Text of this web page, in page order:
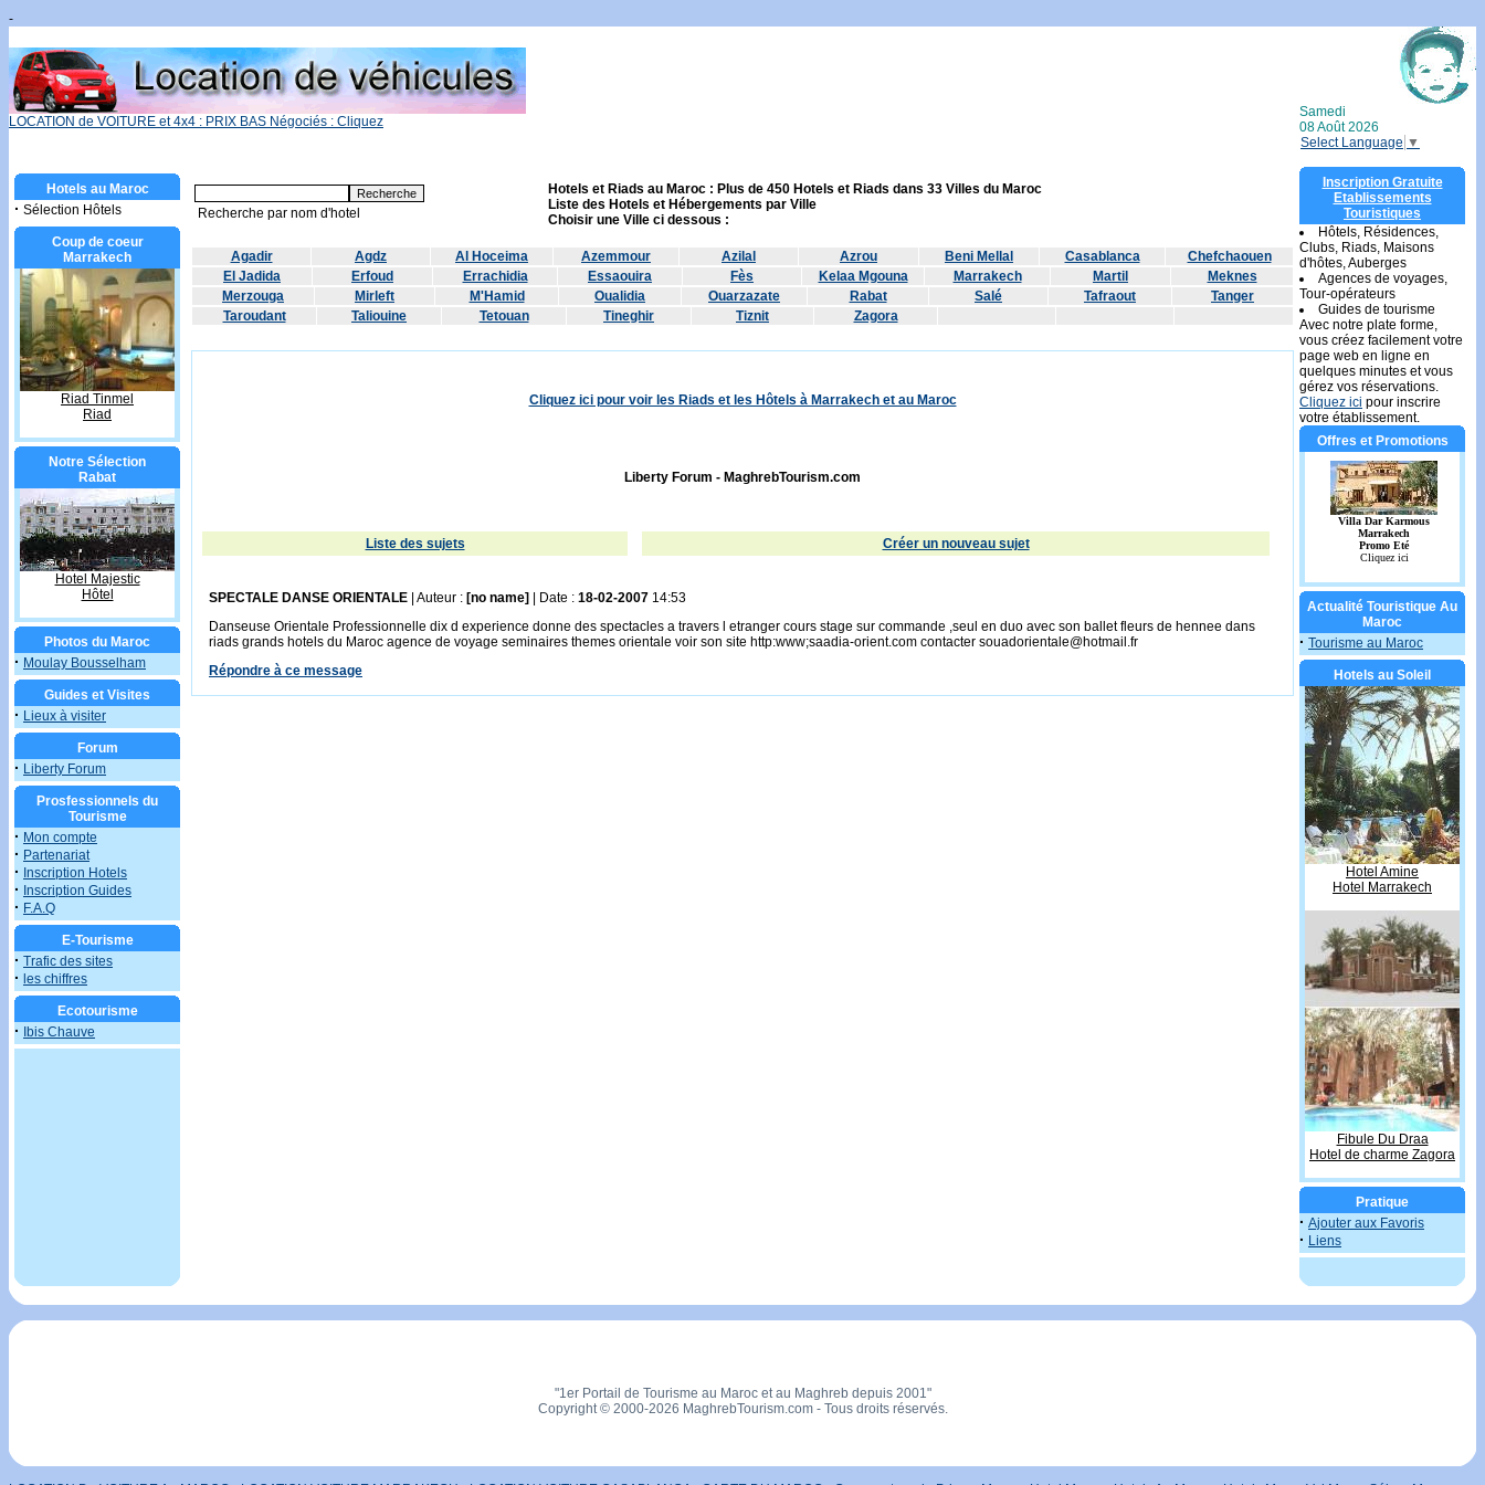
-
LOCATION de VOITURE et 4x4 : PRIX BAS Négociés : Cliquez
Samedi
08 Août 2026
Select Language ▼
Hotels au Maroc
· Sélection Hôtels
Coup de coeur
Marrakech
Riad Tinmel
Riad
Notre Sélection
Rabat
Hotel Majestic
Hôtel
Photos du Maroc
· Moulay Bousselham
Guides et Visites
· Lieux à visiter
Forum
· Liberty Forum
Prosfessionnels du
Tourisme
· Mon compte
· Partenariat
· Inscription Hotels
· Inscription Guides
· F.A.Q
E-Tourisme
· Trafic des sites
· les chiffres
Ecotourisme
· Ibis Chauve
Recherche par nom d'hotel
Hotels et Riads au Maroc : Plus de 450 Hotels et Riads dans 33 Villes du Maroc
Liste des Hotels et Hébergements par Ville
Choisir une Ville ci dessous :
Agadir Agdz Al Hoceima Azemmour Azilal Azrou Beni Mellal Casablanca
Chefchaouen
El Jadida
Erfoud Errachidia Essaouira Fès Kelaa Mgouna Marrakech Martil
Meknes
Merzouga
Mirleft M'Hamid Oualidia Ouarzazate Rabat Salé Tafraout
Tanger
Taroudant
Taliouine Tetouan Tineghir Tiznit Zagora
Cliquez ici pour voir les Riads et les Hôtels à Marrakech et au Maroc
Liberty Forum - MaghrebTourism.com
Liste des sujets Créer un nouveau sujet
SPECTALE DANSE ORIENTALE | Auteur : [no name] | Date : 18-02-2007 14:53
Danseuse Orientale Professionnelle dix d experience donne des spectacles a travers l etranger cours stage sur commande ,seul en duo avec son ballet fleurs de hennee dans
riads grands hotels du Maroc agence de voyage seminaires themes orientale voir son site http:www;saadia-orient.com contacter souadorientale@hotmail.fr
Répondre à ce message
Inscription Gratuite
Etablissements
Touristiques
Hôtels, Résidences,
Clubs, Riads, Maisons
d'hôtes, Auberges
Agences de voyages,
Tour-opérateurs
Guides de tourisme
Avec notre plate forme,
vous créez facilement votre
page web en ligne en
quelques minutes et vous
gérez vos réservations.
Cliquez ici pour inscrire
votre établissement.
Offres et Promotions
Actualité Touristique Au
Maroc
· Tourisme au Maroc
Hotels au Soleil
Hotel Amine
Hotel Marrakech
Fibule Du Draa
Hotel de charme Zagora
Pratique
· Ajouter aux Favoris
· Liens
"1er Portail de Tourisme au Maroc et au Maghreb depuis 2001"
Copyright © 2000-2026 MaghrebTourism.com - Tous droits réservés.